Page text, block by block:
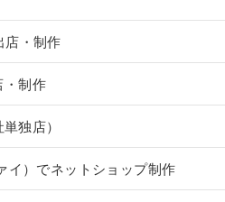
店・制作
・制作
独店）
イ）でネットショップ制作